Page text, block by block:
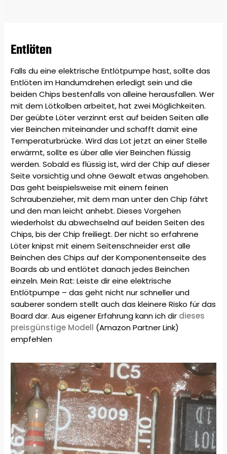
Entlöten
Falls du eine elektrische Entlötpumpe hast, sollte das
Entlöten im Handumdrehen erledigt sein und die
beiden Chips bestenfalls von alleine herausfallen. Wer
mit dem Lötkolben arbeitet, hat zwei Möglichkeiten.
Der geübte Löter verzinnt erst auf beiden Seiten alle
vier Beinchen miteinander und schafft damit eine
Temperaturbrücke. Wird das Lot jetzt an einer Stelle
erwärmt, sollte es über alle vier Beinchen flüssig
werden. Sobald es flüssig ist, wird der Chip auf dieser
Seite vorsichtig und ohne Gewalt etwas angehoben.
Das geht beispielsweise mit einem feinen
Schraubenzieher, mit dem man unter den Chip fährt
und den man leicht anhebt. Dieses Vorgehen
wiederholst du abwechselnd auf beiden Seiten des
Chips, bis der Chip freiliegt. Der nicht so erfahrene
Löter knipst mit einem Seitenschneider erst alle
Beinchen des Chips auf der Komponentenseite des
Boards ab und entlötet danach jedes Beinchen
einzeln. Mein Rat: Leiste dir eine elektrische
Entlötpumpe – das geht nicht nur schneller und
sauberer sondern stellt auch das kleinere Risko für das
Board dar. Aus eigener Erfahrung kann ich dir dieses
preisgünstige Modell (Amazon Partner Link)
empfehlen